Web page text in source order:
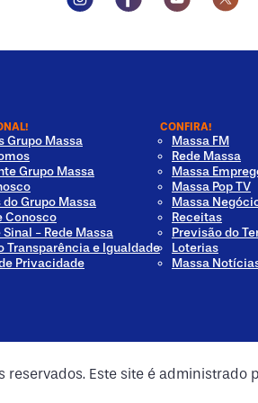
Grupo Massa
Grupo Massa
Grupo Massa
Conosco
Sinal - Rede Massa
Transparência e Igualdade
Privacidade
CONFIRA!
Massa FM
Rede Massa
Massa
Massa Pop TV
Massa
Receitas
Previsão do
Loterias
Massa
Este site é administrado